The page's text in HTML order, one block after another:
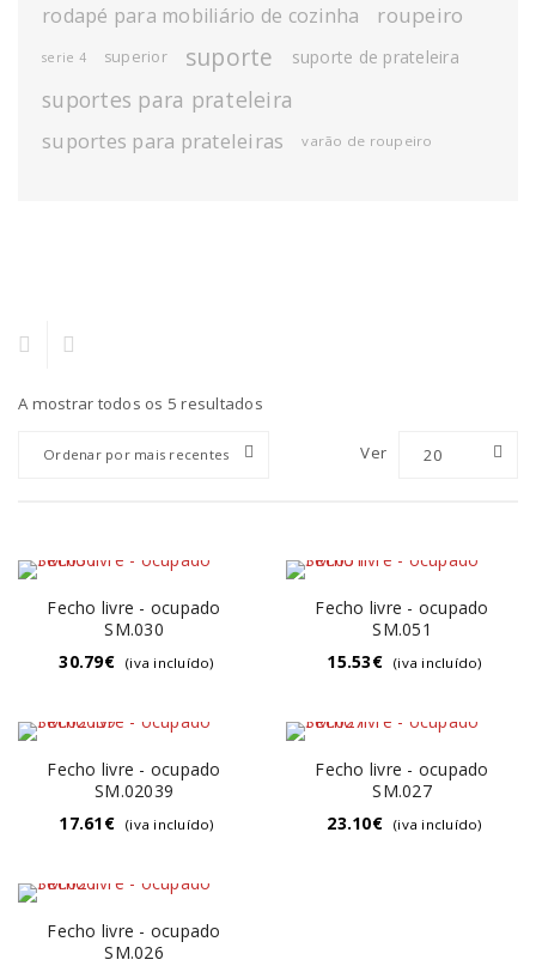
rodapé para mobiliário de cozinha roupeiro
serie 4 superior suporte suporte de prateleira
suportes para prateleira
suportes para prateleiras varão de roupeiro
A mostrar todos os 5 resultados
Ordenar por mais recentes Ver 20
Fecho livre - ocupado
SM.030
30.79€ (iva incluído)
Fecho livre - ocupado
SM.051
15.53€ (iva incluído)
Fecho livre - ocupado
SM.02039
17.61€ (iva incluído)
Fecho livre - ocupado
SM.027
23.10€ (iva incluído)
Fecho livre - ocupado
SM.026